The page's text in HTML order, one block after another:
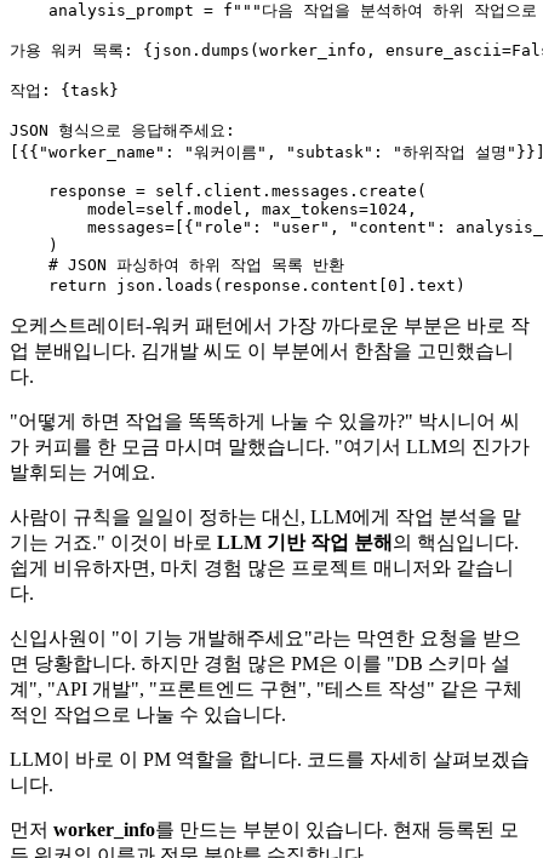
    analysis_prompt =
f"""다음 작업을 분석하여 하위 작업으로
가용 워커 목록: {json.dumps(worker_info, ensure_ascii=
작업: {task}
JSON 형식으로 응답해주세요:
[{{"worker_name": "워커이름", "subtask": "하위작업 설명
    response =
self .client.messages.create(
        model=
self .model, max_tokens=1024 ,
        messages=[{
"role" : "user" , "content" :
    )
# JSON 파싱하여 하위 작업 목록 반환
return json.loads(response.content[ 0
오케스트레이터-워커 패턴에서 가장 까다로운 부분은 바로 작
업 분배입니다. 김개발 씨도 이 부분에서 한참을 고민했습니
다.
"어떻게 하면 작업을 똑똑하게 나눌 수 있을까?" 박시니어 씨
가 커피를 한 모금 마시며 말했습니다. "여기서 LLM의 진가가
발휘되는 거예요.
사람이 규칙을 일일이 정하는 대신, LLM에게 작업 분석을 맡
기는 거죠." 이것이 바로 LLM 기반 작업 분해 의 핵심입니다.
쉽게 비유하자면, 마치 경험 많은 프로젝트 매니저와 같습니
다.
신입사원이 "이 기능 개발해주세요"라는 막연한 요청을 받으
면 당황합니다. 하지만 경험 많은 PM은 이를 "DB 스키마 설
계", "API 개발", "프론트엔드 구현", "테스트 작성" 같은 구체
적인 작업으로 나눌 수 있습니다.
LLM이 바로 이 PM 역할을 합니다. 코드를 자세히 살펴보겠습
니다.
먼저 worker_info를 만드는 부분이 있습니다. 현재 등록된 모